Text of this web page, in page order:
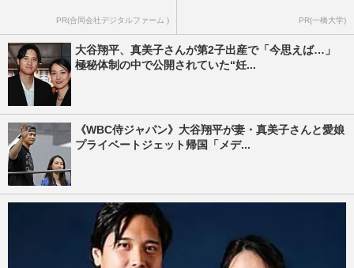
PR(合同会社デジタルファーム ) PR(一橋大学)
大谷翔平、真美子さんが第2子出産で「今思えば…」
極秘体制の中で公開されていた“妊...
《WBC侍ジャパン》大谷翔平が妻・真美子さんと愛娘
プライベートジェット帰国「メデ...